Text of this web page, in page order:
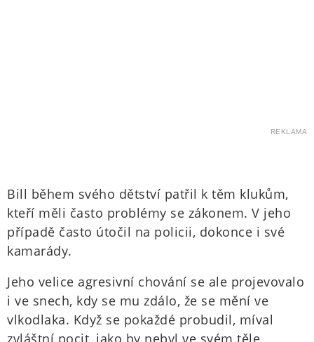
REKLAMA
Bill během svého dětství patřil k těm klukům,
kteří měli často problémy se zákonem. V jeho
případě často útočil na policii, dokonce i své
kamarády.
Jeho velice agresivní chování se ale projevovalo
i ve snech, kdy se mu zdálo, že se mění ve
vlkodlaka. Když se pokaždé probudil, míval
zvláštní pocit, jako by nebyl ve svém těle.